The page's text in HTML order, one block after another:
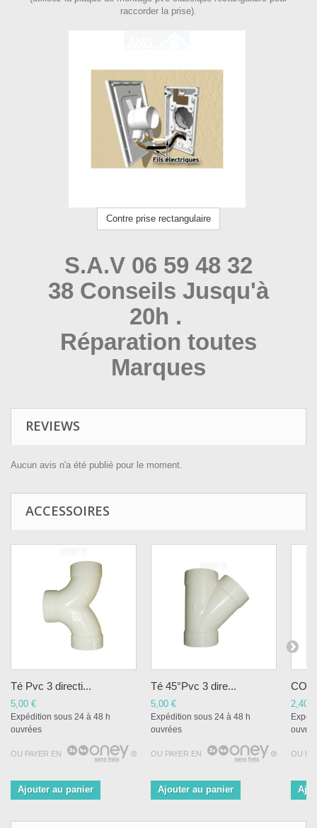
raccorder la prise).
Contre prise rectangulaire
S.A.V 06 59 48 32
38 Conseils Jusqu'à
20h .
Réparation toutes
Marques
REVIEWS
Aucun avis n'a été publié pour le moment.
ACCESSOIRES
Té Pvc 3 directi...
5,00 €
Expédition sous 24 à 48 h
ouvrées
OU PAYER EN
Ajouter au panier
Té 45°Pvc 3 dire...
5,00 €
Expédition sous 24 à 48 h
ouvrées
OU PAYER EN
Ajouter au panier
2,40 €
OU